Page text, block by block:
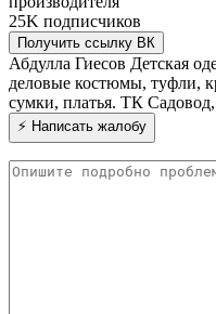
25K подписчиков
Получить ссылку ВК
Абдулла Гиесов Детская
деловые костюмы, туфли,
сумки, платья. ТК